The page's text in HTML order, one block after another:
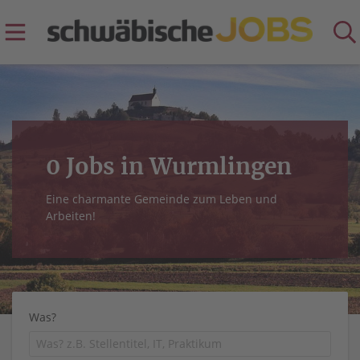
0 Jobs in Wurmlingen
Eine charmante Gemeinde zum Leben und
Arbeiten!
Was?